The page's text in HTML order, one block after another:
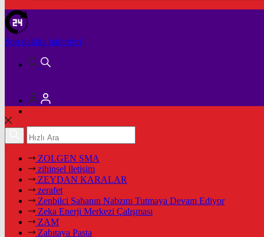
Son dakika haberleri
ZOLGEN SMA
zihinsel iletişim
ZEYDAN KARALAR
zerafet
Zenbilci Sahanın Nabzını Tutmaya Devam Ediyor
Zeka Enerji Merkezi Çalışması
ZAM
Zabıtaya Pasta